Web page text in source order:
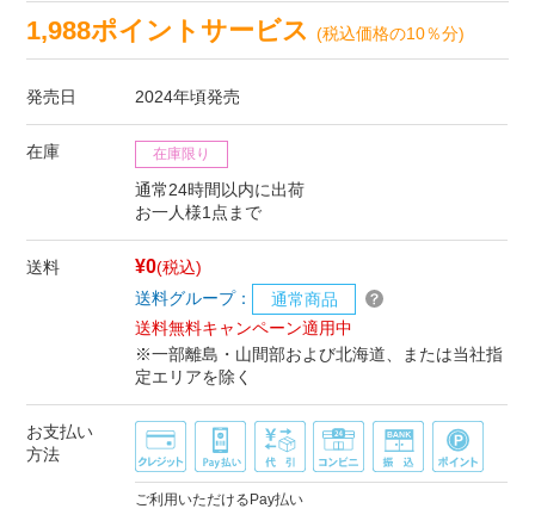
1,988ポイントサービス(税込価格の10％分)
発売日 2024年頃発売
在庫 在庫限り
通常24時間以内に出荷
お一人様1点まで
送料 ¥0(税込)
送料グループ：
通常商品
送料無料キャンペーン適用中
※一部離島・山間部および北海道、または当社指
定エリアを除く
お支払い
方法
ご利用いただけるPay払い